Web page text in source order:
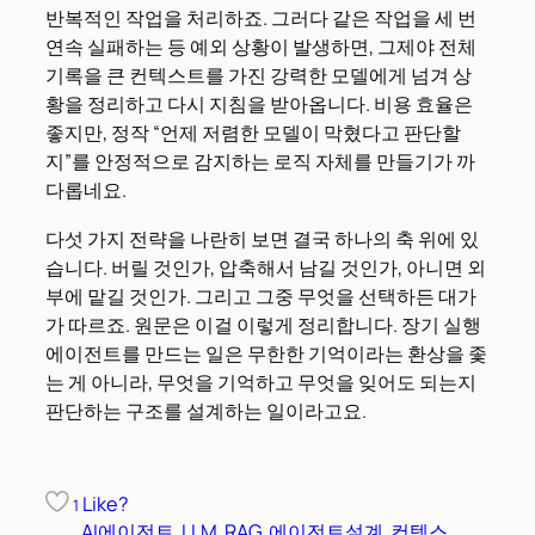
반복적인 작업을 처리하죠. 그러다 같은 작업을 세 번
연속 실패하는 등 예외 상황이 발생하면, 그제야 전체
기록을 큰 컨텍스트를 가진 강력한 모델에게 넘겨 상
황을 정리하고 다시 지침을 받아옵니다. 비용 효율은
좋지만, 정작 “언제 저렴한 모델이 막혔다고 판단할
지”를 안정적으로 감지하는 로직 자체를 만들기가 까
다롭네요.
다섯 가지 전략을 나란히 보면 결국 하나의 축 위에 있
습니다. 버릴 것인가, 압축해서 남길 것인가, 아니면 외
부에 맡길 것인가. 그리고 그중 무엇을 선택하든 대가
가 따르죠. 원문은 이걸 이렇게 정리합니다. 장기 실행
에이전트를 만드는 일은 무한한 기억이라는 환상을 좇
는 게 아니라, 무엇을 기억하고 무엇을 잊어도 되는지
판단하는 구조를 설계하는 일이라고요.
1 Like?